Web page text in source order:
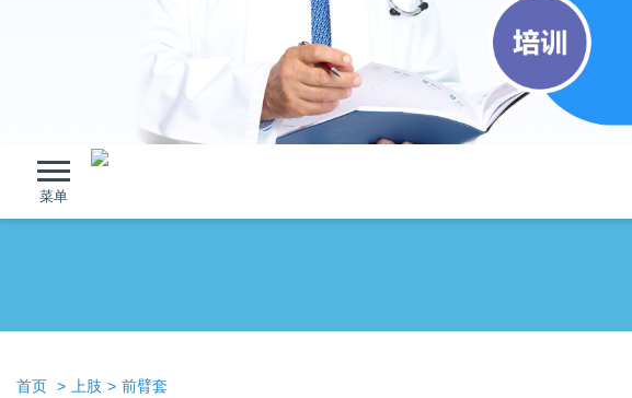
菜单
首页 上肢 前臂套